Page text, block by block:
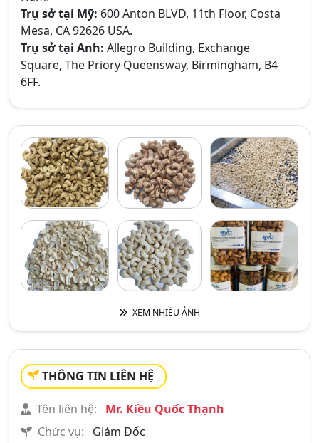
Trụ sở tại Mỹ: 600 Anton BLVD, 11th Floor, Costa
Mesa, CA 92626 USA.
Trụ sở tại Anh: Allegro Building, Exchange
Square, The Priory Queensway, Birmingham, B4
6FF.
XEM NHIỀU ẢNH
THÔNG TIN LIÊN HỆ
Tên liên hệ:
Mr. Kiều Quốc Thạnh
Chức vụ:
Giám Đốc